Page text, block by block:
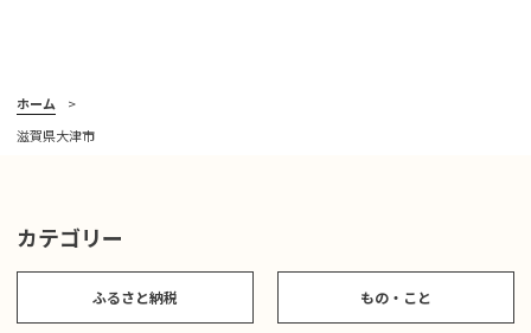
ホーム
滋賀県大津市
カテゴリー
ふるさと納税 もの・こと